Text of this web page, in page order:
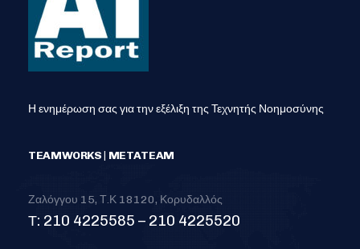
Η ενημέρωση σας για την εξέλιξη της Τεχνητής Νοημοσύνης
TEAMWORKS | METATEAM
Ζαλόγγου 15, Τ.Κ 18120, Κορυδαλλός
Τ: 210 4225585 – 210 4225520